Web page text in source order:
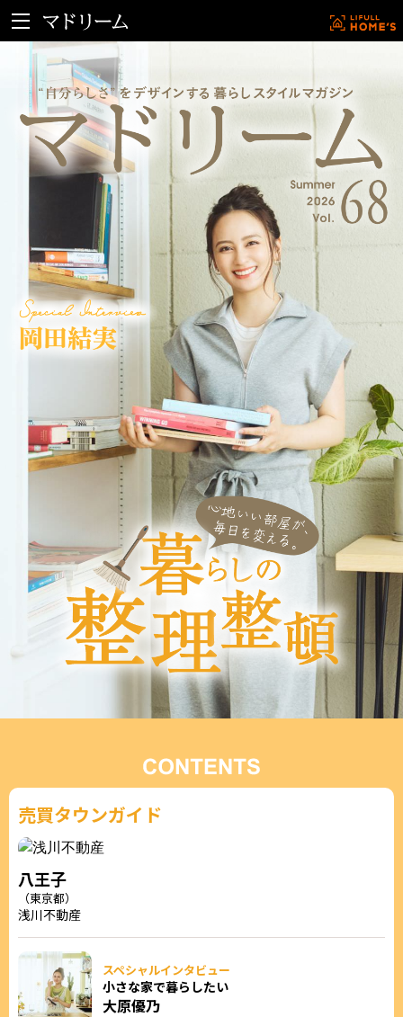
売買タウンガイド
八王子
（東京都）
浅川不動産
スペシャルインタビュー
小さな家で暮らしたい
大原優乃